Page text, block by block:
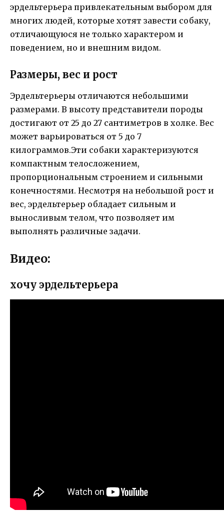
эрдельтерьера привлекательным выбором для
многих людей, которые хотят завести собаку,
отличающуюся не только характером и
поведением, но и внешним видом.
Размеры, вес и рост
Эрдельтерьеры отличаются небольшими
размерами. В высоту представители породы
достигают от 25 до 27 сантиметров в холке. Вес
может варьироваться от 5 до 7
килограммов.Эти собаки характеризуются
компактным телосложением,
пропорциональным строением и сильными
конечностями. Несмотря на небольшой рост и
вес, эрдельтерьер обладает сильным и
выносливым телом, что позволяет им
выполнять различные задачи.
Видео:
хочу эрдельтерьера